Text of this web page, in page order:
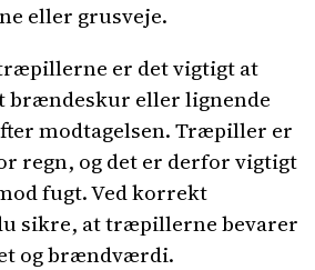
eller grusveje.
er det vigtigt at
brændeskur eller lignende
modtagelsen. Træpiller er
regn, og det er derfor vigtigt
fugt. Ved korrekt
sikre, at træpillerne bevarer
og brændværdi.